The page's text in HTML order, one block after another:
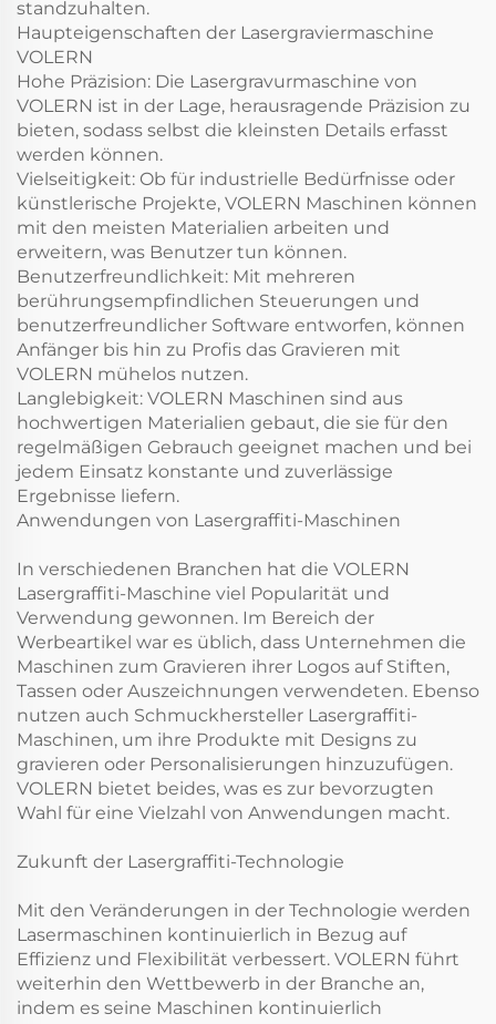
standzuhalten.
Haupteigenschaften der Lasergraviermaschine
VOLERN
Hohe Präzision: Die Lasergravurmaschine von
VOLERN ist in der Lage, herausragende Präzision zu
bieten, sodass selbst die kleinsten Details erfasst
werden können.
Vielseitigkeit: Ob für industrielle Bedürfnisse oder
künstlerische Projekte, VOLERN Maschinen können
mit den meisten Materialien arbeiten und
erweitern, was Benutzer tun können.
Benutzerfreundlichkeit: Mit mehreren
berührungsempfindlichen Steuerungen und
benutzerfreundlicher Software entworfen, können
Anfänger bis hin zu Profis das Gravieren mit
VOLERN mühelos nutzen.
Langlebigkeit: VOLERN Maschinen sind aus
hochwertigen Materialien gebaut, die sie für den
regelmäßigen Gebrauch geeignet machen und bei
jedem Einsatz konstante und zuverlässige
Ergebnisse liefern.
Anwendungen von Lasergraffiti-Maschinen
In verschiedenen Branchen hat die VOLERN
Lasergraffiti-Maschine viel Popularität und
Verwendung gewonnen. Im Bereich der
Werbeartikel war es üblich, dass Unternehmen die
Maschinen zum Gravieren ihrer Logos auf Stiften,
Tassen oder Auszeichnungen verwendeten. Ebenso
nutzen auch Schmuckhersteller Lasergraffiti-
Maschinen, um ihre Produkte mit Designs zu
gravieren oder Personalisierungen hinzuzufügen.
VOLERN bietet beides, was es zur bevorzugten
Wahl für eine Vielzahl von Anwendungen macht.
Zukunft der Lasergraffiti-Technologie
Mit den Veränderungen in der Technologie werden
Lasermaschinen kontinuierlich in Bezug auf
Effizienz und Flexibilität verbessert. VOLERN führt
weiterhin den Wettbewerb in der Branche an,
indem es seine Maschinen kontinuierlich